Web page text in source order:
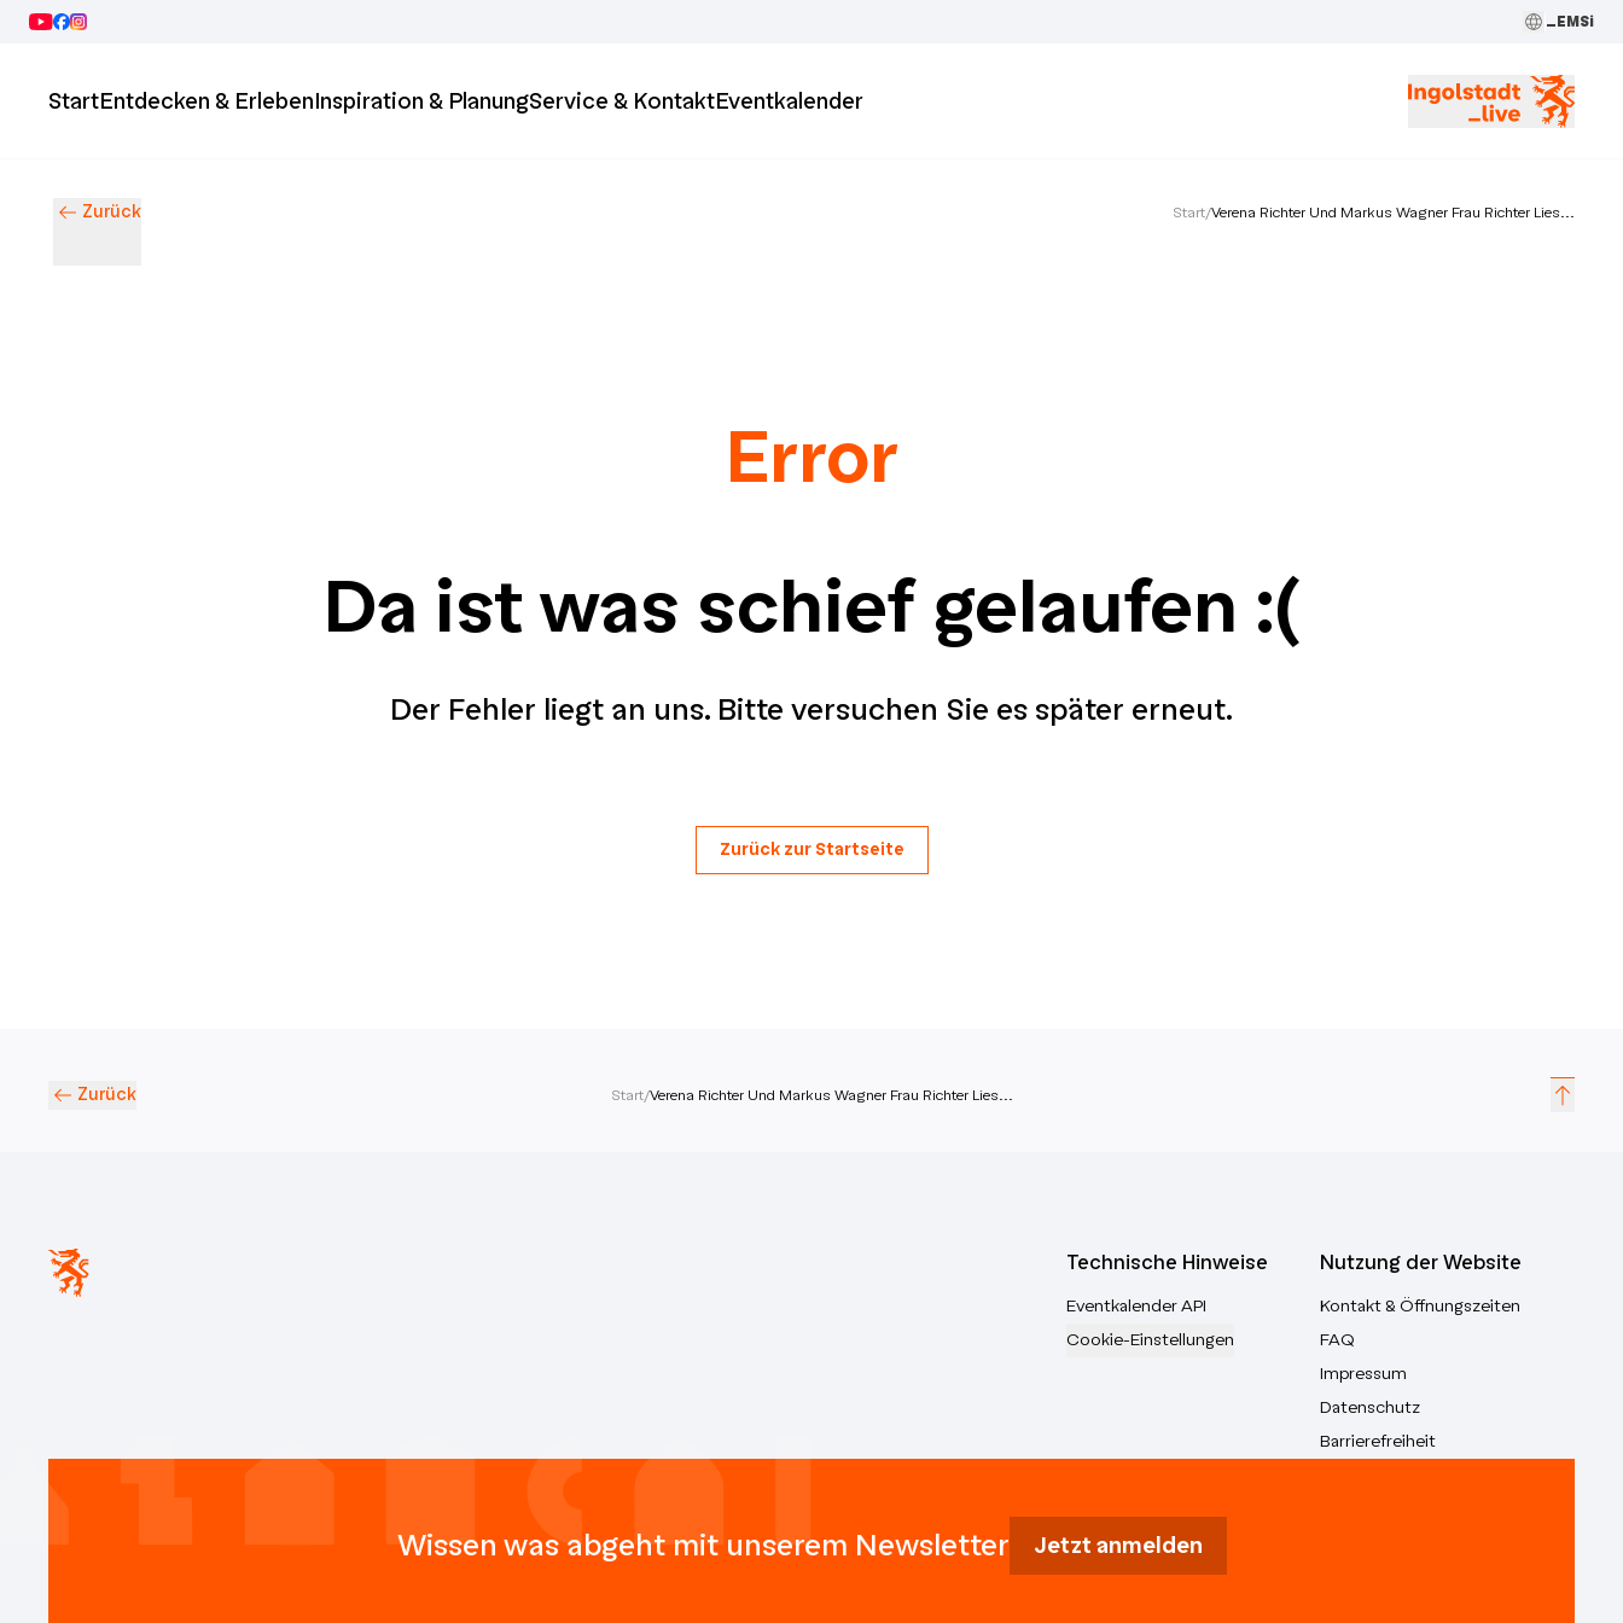
_EMSi
StartEntdecken & ErlebenInspiration & PlanungService & KontaktEventkalender
Zurück Start/Verena Richter Und Markus Wagner Frau Richter Lies...
Error
Da ist was schief gelaufen :(
Der Fehler liegt an uns. Bitte versuchen Sie es später erneut.
Zurück zur Startseite
Zurück Start/Verena Richter Und Markus Wagner Frau Richter Lies...
Technische Hinweise
Eventkalender API
Cookie-Einstellungen
Nutzung der Website
Kontakt & Öffnungszeiten
FAQ
Impressum
Datenschutz
Barrierefreiheit
Wissen was abgeht mit unserem Newsletter Jetzt anmelden